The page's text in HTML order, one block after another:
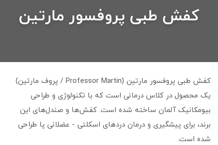
کفش طبی پروفسور مارتین
کفش طبی پروفسور مارتین (Professor Martin / پروف مارتین)
یک محصول در کلاس درمانی است که با تکنولوژی و طراحی
بیومکانیک آلمان ساخته شده است. کفش‌ها و صندل‌های این
برند، برای پیشگیری و درمان دردهای اسکلتی - عضلانی پا طراحی
شده است.